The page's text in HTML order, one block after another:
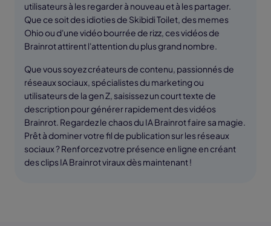
utilisateurs à les regarder à nouveau et à les partager.
Que ce soit des idioties de Skibidi Toilet, des memes
Ohio ou d'une vidéo bourrée de rizz, ces vidéos de
Brainrot attirent l'attention du plus grand nombre.
Que vous soyez créateurs de contenu, passionnés de
réseaux sociaux, spécialistes du marketing ou
utilisateurs de la gen Z, saisissez un court texte de
description pour générer rapidement des vidéos
Brainrot. Regardez le chaos du IA Brainrot faire sa magie.
Prêt à dominer votre fil de publication sur les réseaux
sociaux ? Renforcez votre présence en ligne en créant
des clips IA Brainrot viraux dès maintenant !